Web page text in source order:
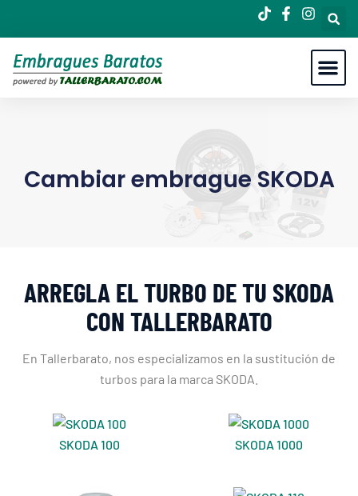
Cambiar embrague SKODA
ARREGLA EL TURBO DE TU SKODA
CON TALLERBARATO
En Tallerbarato, nos especializamos en la sustitución de
turbos para la marca SKODA.
SKODA 100 SKODA 1000